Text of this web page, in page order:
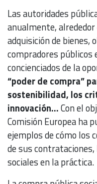
Las autoridades
anualmente,
adquisición de bienes,
compradores públicos
concienciados de la
“poder de compra”
sostenibilidad, los
innovación…Con el
Comisión Europea ha
ejemplos de cómo los
de sus
sociales en la práctica.